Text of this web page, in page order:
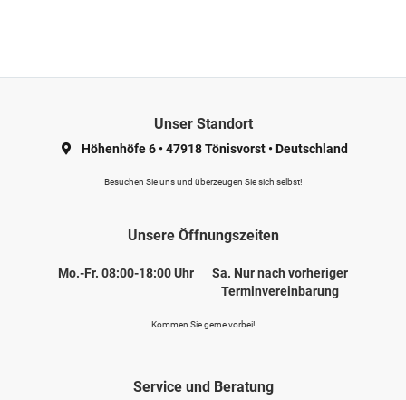
Unser Standort
Höhenhöfe 6 •47918 Tönisvorst •Deutschland
Besuchen Sie uns und überzeugen Sie sich selbst!
Unsere Öffnungszeiten
Mo.-Fr. 08:00-18:00 Uhr
Sa. Nur nach vorheriger
Terminvereinbarung
Kommen Sie gerne vorbei!
Service und Beratung